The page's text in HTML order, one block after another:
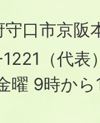
口市京阪
（代表
曜 9時か